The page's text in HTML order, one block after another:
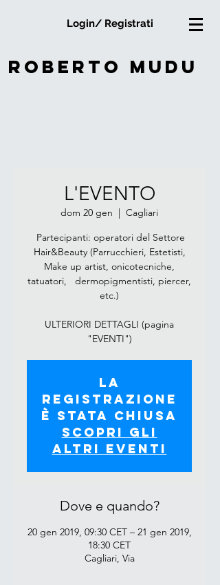
Login/ Registrati
roberto mudu
L'EVENTO
dom 20 gen
  |
Cagliari
Partecipanti: operatori del Settore
Hair&Beauty (Parrucchieri, Estetisti,
Make up artist, onicotecniche,
tatuatori, dermopigmentisti, piercer,
etc.)
ULTERIORI DETTAGLI (pagina
"EVENTI")
La
registrazione
è stata chiusa
Scopri gli
altri eventi
Dove e quando?
20 gen 2019, 09:30 CET – 21 gen 2019,
18:30 CET
Cagliari, Via